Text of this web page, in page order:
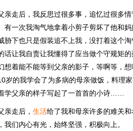
亲走后，我反思过很多事，追忆过很多
有一次我淘气地拿着小剪子剪坏了他和
胁下也只是假装追不上我，没打着这个
话让我自责让我懂得了应当做个守规矩
想着能不能等到父亲的影子，等啊等，
岁的我学会了为多病的母亲做饭，料理
学父亲的样子写起了一首首的小诗……
亲走后， 生活给了我和母亲许多的难关
我们内心有光，始终坚强，积极向上。